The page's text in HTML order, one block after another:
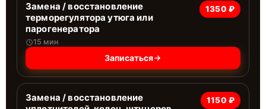
Замена / восстановление
терморегулятора утюга или
парогенератора
15 мин
1350 ₽
Записаться
Замена / восстановление
1150 ₽